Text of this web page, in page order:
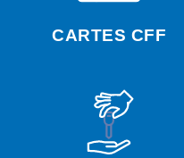
CARTES CFF